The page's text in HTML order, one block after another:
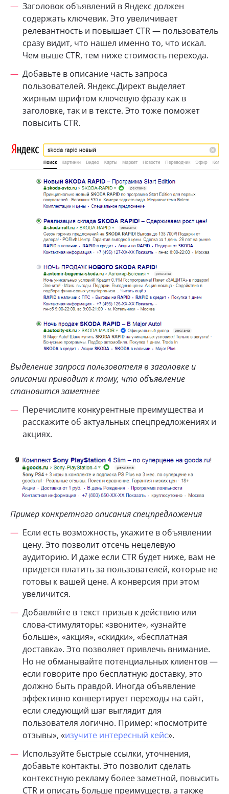
Заголовок объявлений в Яндекс должен
содержать ключевик. Это увеличивает
релевантность и повышает CTR — пользователь
сразу видит, что нашел именно то, что искал.
Чем выше CTR, тем ниже стоимость перехода.
Добавьте в описание часть запроса
пользователей. Яндекс.Директ выделяет
жирным шрифтом ключевую фразу как в
заголовке, так и в тексте. Это тоже поможет
повысить CTR.
Выделение запроса пользователя в заголовке и
описании приводит к тому, что объявление
становится заметнее
Перечислите конкурентные преимущества и
расскажите об актуальных спецпредложениях и
акциях.
Пример конкретного описания спецпредложения
Если есть возможность, укажите в объявлении
цену. Это позволит отсечь нецелевую
аудиторию. И даже если CTR будет ниже, вам не
придется платить за пользователей, которые не
готовы к вашей цене. А конверсия при этом
увеличится.
Добавляйте в текст призыв к действию или
слова-стимуляторы: «звоните», «узнайте
больше», «акция», «скидки», «бесплатная
доставка». Это позволяет привлечь внимание.
Но не обманывайте потенциальных клиентов —
если говорите про бесплатную доставку, это
должно быть правдой. Иногда объявление
эффективно конвертирует переходы на сайт,
если следующий шаг выглядит для
пользователя логично. Пример: «посмотрите
отзывы», «изучите интересный кейс».
Используйте быстрые ссылки, уточнения,
добавьте контакты. Это позволит сделать
контекстную рекламу более заметной, повысить
CTR и описать больше преимуществ, а также